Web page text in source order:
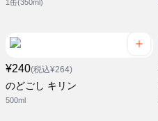
1缶(350ml)
¥240(税込¥264)
のどごし キリン
500ml